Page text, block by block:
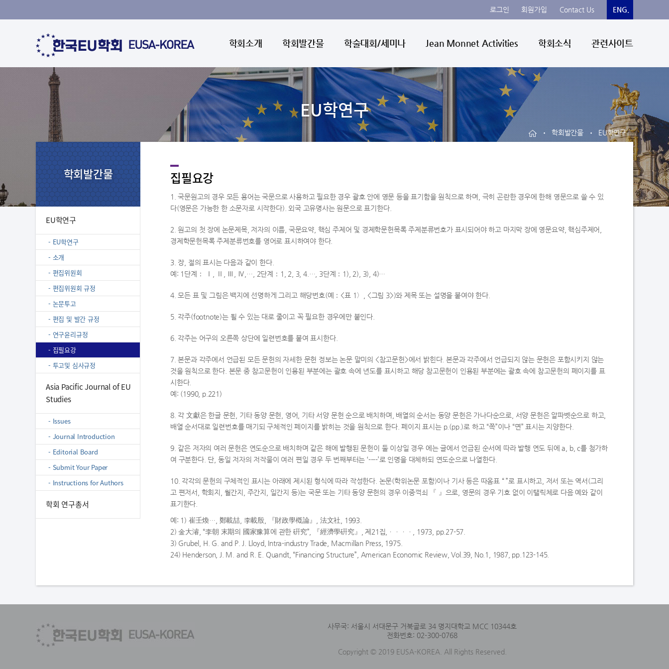
로그인 회원가입 Contact Us ENG.
학회소개 학회발간물 학술대회/세미나 Jean Monnet Activities 학회소식 관련사이트
EU학연구
• 학회발간물 • EU학연구
학회발간물
EU학연구
- EU학연구
- 소개
- 편집위원회
- 편집위원회 규정
- 논문투고
- 편집 및 발간 규정
- 연구윤리규정
- 집필요강
- 투고및 심사규정
Asia Pacific Journal of EU
Studies
- Issues
- Journal Introduction
- Editorial Board
- Submit Your Paper
- Instructions for Authors
학회 연구총서
집필요강
1. 국문원고의 경우 모든 용어는 국문으로 사용하고 필요한 경우 괄호 안에 영문 등을 표기함을 원칙으로 하며, 극히 곤란한 경우에 한해 영문으로 쓸 수 있
다(영문은 가능한 한 소문자로 시작한다). 외국 고유명사는 원문으로 표기한다.
2. 원고의 첫 장에 논문제목, 저자의 이름, 국문요약, 핵심 주제어 및 경제학문헌목록 주제분류번호가 표시되어야 하고 마지막 장에 영문요약, 핵심주제어,
경제학문헌목록 주제분류번호를 영어로 표시하여야 한다.
3. 장, 절의 표시는 다음과 같이 한다.
예: 1단계： Ⅰ, Ⅱ, Ⅲ, Ⅳ,…, 2단계：1, 2, 3, 4.…, 3단계：1), 2), 3), 4)…
4. 모든 표 및 그림은 백지에 선명하게 그리고 해당번호(예：<표 1〉, <그림 3>)와 제목 또는 설명을 붙여야 한다.
5. 각주(footnote)는 될 수 있는 대로 줄이고 꼭 필요한 경우에만 붙인다.
6. 각주는 어구의 오른쪽 상단에 일련번호를 붙여 표시한다.
7. 본문과 각주에서 언급된 모든 문헌의 자세한 문헌 정보는 논문 말미의 <참고문헌>에서 밝힌다. 본문과 각주에서 언급되지 않는 문헌은 포함시키지 않는
것을 원칙으로 한다. 본문 중 참고문헌이 인용된 부분에는 괄호 속에 년도를 표시하고 해당 참고문헌이 인용된 부분에는 괄호 속에 참고문헌의 페이지를 표
시한다.
예: (1990, p.221)
8. 각 文獻은 한글 문헌, 기타 동양 문헌, 영어, 기타 서양 문헌 순으로 배치하며, 배열의 순서는 동양 문헌은 가나다순으로, 서양 문헌은 알파벳순으로 하고,
배열 순서대로 일련번호를 매기되 구체적인 페이지를 밝히는 것을 원칙으로 한다. 페이지 표시는 p.(pp.)로 하고 “쪽”이나 “면” 표시는 지양한다.
9. 같은 저자의 여러 문헌은 연도순으로 배치하며 같은 해에 발행된 문헌이 둘 이상일 경우 에는 글에서 언급된 순서에 따라 발행 연도 뒤에 a, b, c를 첨가하
여 구분한다. 단, 동일 저자의 저작물이 여러 편일 경우 두 번째부터는 ‘----’로 인명을 대체하되 연도순으로 나열한다.
10. 각각의 문헌의 구체적인 표시는 아래에 제시된 형식에 따라 작성한다. 논문(학위논문 포함)이나 기사 등은 따옴표 “ ”로 표시하고, 저서 또는 역서(그리
고 편저서, 학회지, 월간지, 주간지, 일간지 등)는 국문 또는 기타 동양 문헌의 경우 이중꺽쇠 『 』으로, 영문의 경우 기호 없이 이탤릭체로 다음 예와 같이
표기한다.
예: 1) 崔壬煥…, 鄭載喆, 李載殷, 『財政學槪論』, 法文社, 1993.
2) 金大濬, “李朝 末期의 國家豫算에 관한 硏究”, 『經濟學硏究』, 제21집,ㆍㆍㆍㆍ, 1973, pp.27-57.
3) Grubel, H. G. and P. J. Lloyd, Intra-industry Trade, Macmillan Press, 1975.
24) Henderson, J. M. and R. E. Quandt, “Financing Structure”, American Economic Review, Vol.39, No.1, 1987, pp.123-145.
사무국: 서울시 서대문구 거북골로 34 명지대학교 MCC 10344호
전화번호: 02-300-0768
Copyright © 2019 EUSA-KOREA. All Rights Reserved.